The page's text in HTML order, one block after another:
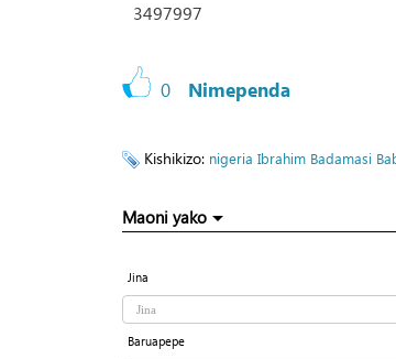
3497997
0 Nimependa
Kishikizo: nigeria Ibrahim Badamasi
Maoni yako
Jina
Baruapepe